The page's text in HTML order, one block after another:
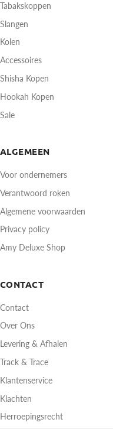
Tabakskoppen
Slangen
Kolen
Accessoires
Shisha Kopen
Hookah Kopen
Sale
ALGEMEEN
Voor ondernemers
Verantwoord roken
Algemene voorwaarden
Privacy policy
Amy Deluxe Shop
CONTACT
Contact
Over Ons
Levering & Afhalen
Track & Trace
Klantenservice
Klachten
Herroepingsrecht